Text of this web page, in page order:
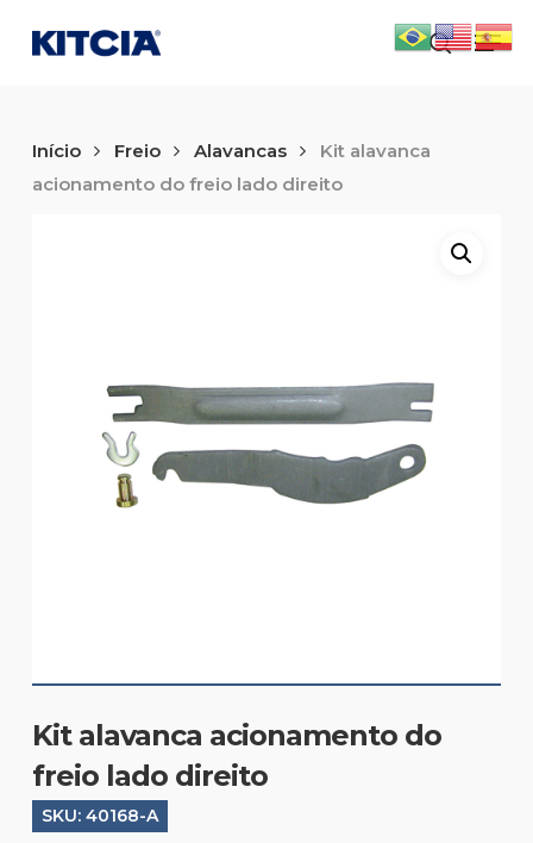
main
search
Início Freio Alavancas
Kit alavanca
acionamento do freio lado direito
Kit alavanca acionamento do
freio lado direito
SKU: 40168-A